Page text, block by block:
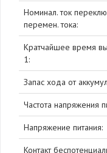
Номинал. ток
перемен. тока:
Кратчайшее время
1:
Запас хода от
Частота напряжения
Напряжение питания:
Контакт